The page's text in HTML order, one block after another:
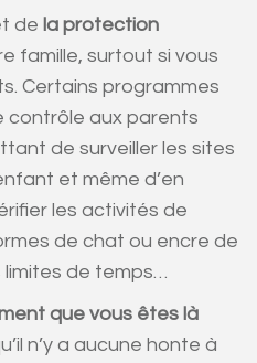
de la protection
famille, surtout si vous
Certains programmes
contrôle aux parents
de surveiller les sites
et même d’en
les activités de
de chat ou encre de
de temps…
que vous êtes là
n’y a aucune honte à